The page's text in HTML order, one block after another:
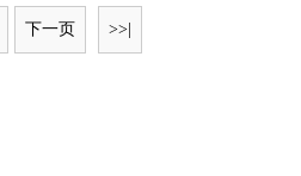
下一页 >>|